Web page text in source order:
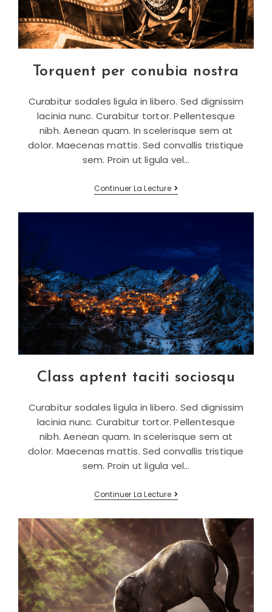
Torquent per conubia nostra
Curabitur sodales ligula in libero. Sed dignissim
lacinia nunc. Curabitur tortor. Pellentesque
nibh. Aenean quam. In scelerisque sem at
dolor. Maecenas mattis. Sed convallis tristique
sem. Proin ut ligula vel…
Continuer La LectureTorquent
Per
Class aptent taciti sociosqu
Curabitur sodales ligula in libero. Sed dignissim
lacinia nunc. Curabitur tortor. Pellentesque
nibh. Aenean quam. In scelerisque sem at
dolor. Maecenas mattis. Sed convallis tristique
sem. Proin ut ligula vel…
Continuer La LectureClass
Aptent
Sociosqu